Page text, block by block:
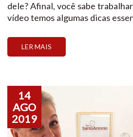
dele? Afinal, você sabe
vídeo temos algumas dicas
uma foto da sua criação! ♥
de isomalte […]
LER MAIS
14
AGO
2019